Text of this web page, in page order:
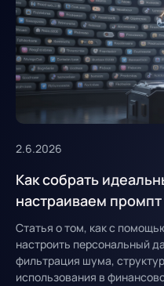
2.6.2026
Как собрать
настраиваем
Статья о том, как с
настроить персональный
фильтрация шума,
использования в